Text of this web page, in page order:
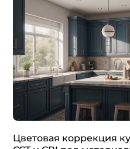
Цветовая коррекция